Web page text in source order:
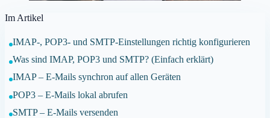
Im Artikel
IMAP-, POP3- und SMTP-Einstellungen richtig konfigurieren
Was sind IMAP, POP3 und SMTP? (Einfach erklärt)
IMAP – E-Mails synchron auf allen Geräten
POP3 – E-Mails lokal abrufen
SMTP – E-Mails versenden